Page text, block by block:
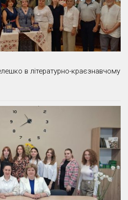
в літературно-краєзнавчому